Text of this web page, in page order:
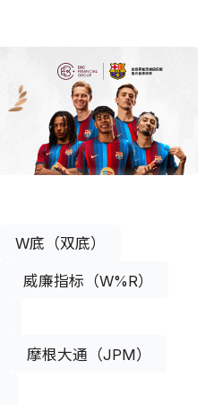
W底（双底）
威廉指标（W%R）
摩根大通（JPM）